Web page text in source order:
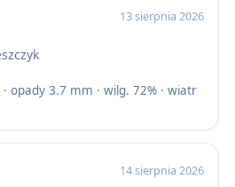
13 sierpnia 2026
opady 3.7 mm · wilg. 72% · wiatr
14 sierpnia 2026